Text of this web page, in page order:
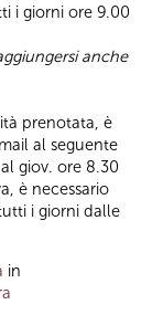
i giorni ore 9.00
anche
prenotata, è
al seguente
giov. ore 8.30
è necessario
i giorni dalle
in